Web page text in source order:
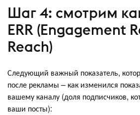
Шаг 4: смотрим
ERR (Engagement
Reach)
Следующий важный показатель,
после рекламы – как изменился
вашему каналу (доля подписчиков,
ваши посты):